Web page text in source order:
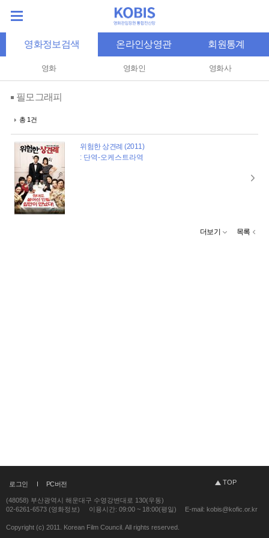
영화정보검색 온라인상영관 회원통계
영화 영화인 영화사
필모그래피
총 1건
위험한 상견례 (2011)
: 단역-오케스트라역
더보기 목록
로그인 PC버전 TOP
(48058) 부산광역시 해운대구 수영강변대로 130(우동)
02-6261-6573 (영화정보)
이용시간: 09:00 ~ 18:00(평일) E-mail: kobis@kofic.or.kr
Copyright (c) 2011. Korean Film Council. All rights reserved.